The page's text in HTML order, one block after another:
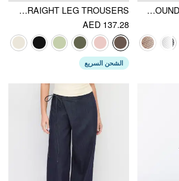
BELTED HIGH RISE HOUNDSTOOTH TROUSER
MID RISE STRAIGHT LEG TROUSERS
AED 137.28
الشحن السريع